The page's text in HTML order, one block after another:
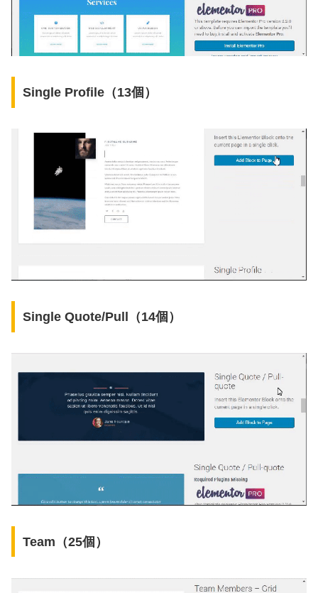
Single Profile（13個）
Single Quote/Pull（14個）
Team（25個）